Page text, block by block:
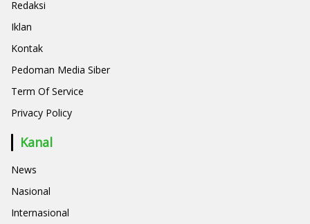
Redaksi
Iklan
Kontak
Pedoman Media Siber
Term Of Service
Privacy Policy
Kanal
News
Nasional
Internasional